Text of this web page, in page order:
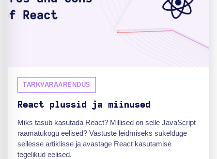
TARKVARAARENDUS
React plussid ja miinused
Miks tasub kasutada React? Millised on selle JavaScript
raamatukogu eelised? Vastuste leidmiseks sukelduge
sellesse artiklisse ja avastage React kasutamise
tegelikud eelised.